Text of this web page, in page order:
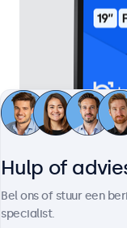
19 Inch
Artikelnummer:
Hulp of
Bel ons of stuur een
specialist.